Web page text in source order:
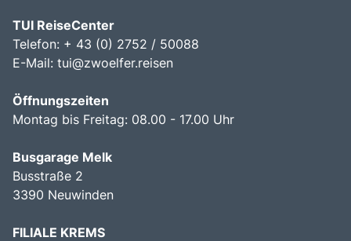
TUI ReiseCenter
Telefon: + 43 (0) 2752 / 50088
E-Mail: tui@zwoelfer.reisen
Öffnungszeiten
Montag bis Freitag: 08.00 - 17.00 Uhr
Busgarage Melk
Busstraße 2
3390 Neuwinden
FILIALE KREMS